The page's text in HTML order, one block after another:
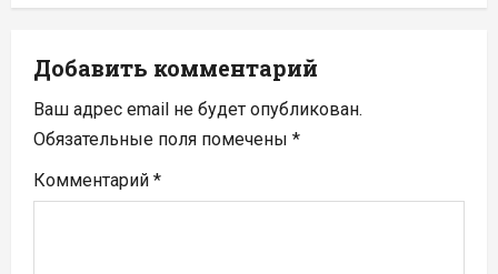
и
я
п
о
з
Добавить комментарий
Ваш адрес email не будет опубликован.
Обязательные поля помечены *
Комментарий *